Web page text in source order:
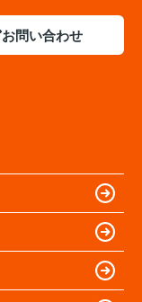
お問い合わせ